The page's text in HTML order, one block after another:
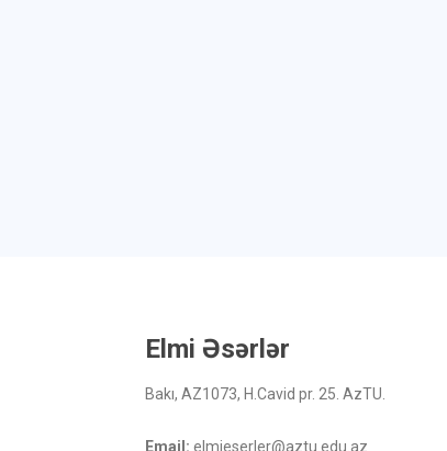
Elmi Əsərlər
Bakı, AZ1073, H.Cavid pr. 25. AzTU.
Email: elmieserler@aztu.edu.az